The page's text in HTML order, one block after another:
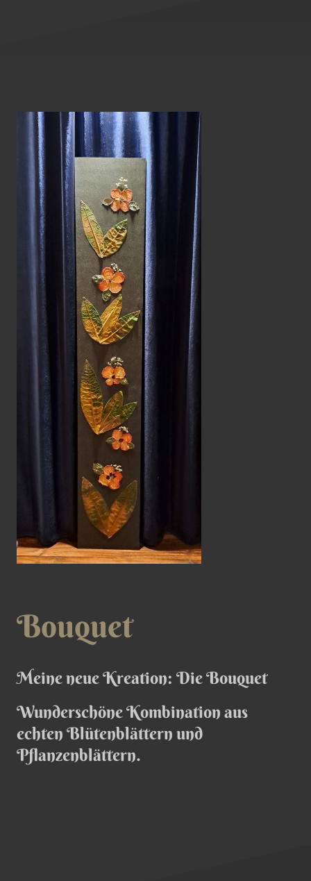
Bouquet
Meine neue Kreation: Die Bouquet
Wunderschöne Kombination aus
echten Blütenblättern und
Pflanzenblättern.